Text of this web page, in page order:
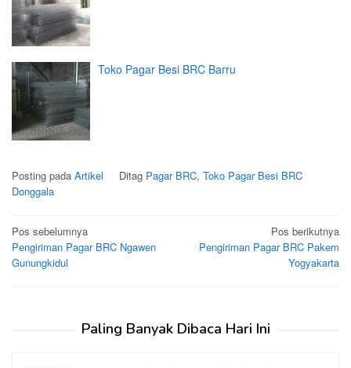
Toko Pagar Besi BRC Barru
Posting pada Artikel Ditag Pagar BRC, Toko Pagar Besi BRC
Donggala
Navigasi
pos
Pos sebelumnya
Pengiriman Pagar BRC Ngawen
Gunungkidul
Pos berikutnya
Pengiriman Pagar BRC Pakem
Yogyakarta
Paling Banyak Dibaca Hari Ini